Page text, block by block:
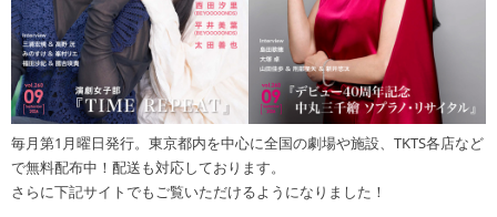
毎月第1月曜日発行。東京都内を中心に全国の劇場や施設、TKTS各店など
で無料配布中！配送も対応しております。
さらに下記サイトでもご覧いただけるようになりました！